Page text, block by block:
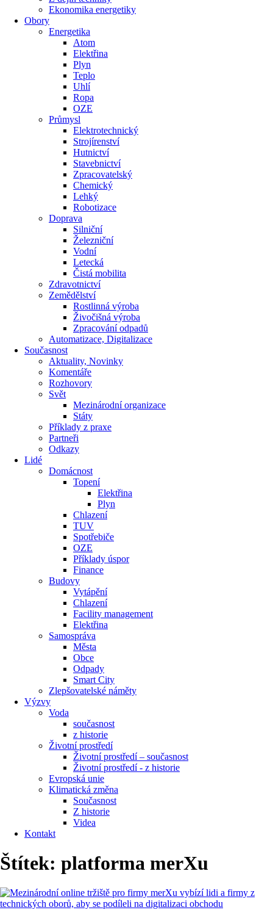
Ekonomika energetiky
Obory
Energetika
Atom
Elektřina
Plyn
Teplo
Uhlí
Ropa
OZE
Průmysl
Elektrotechnický
Strojírenství
Hutnictví
Stavebnictví
Zpracovatelský
Chemický
Lehký
Robotizace
Doprava
Silniční
Železniční
Vodní
Letecká
Čistá mobilita
Zdravotnictví
Zemědělství
Rostlinná výroba
Živočišná výroba
Zpracování odpadů
Automatizace, Digitalizace
Současnost
Aktuality, Novinky
Komentáře
Rozhovory
Svět
Mezinárodní organizace
Státy
Příklady z praxe
Partneři
Odkazy
Lidé
Domácnost
Topení
Elektřina
Plyn
Chlazení
TUV
Spotřebiče
OZE
Příklady úspor
Finance
Budovy
Vytápění
Chlazení
Facility management
Elektřina
Samospráva
Města
Obce
Odpady
Smart City
Zlepšovatelské náměty
Výzvy
Voda
současnost
z historie
Životní prostředí
Životní prostředí – současnost
Životní prostředí ​- z historie
Evropská unie
Klimatická změna
Současnost
Z historie
Videa
Kontakt
Štítek: platforma merXu